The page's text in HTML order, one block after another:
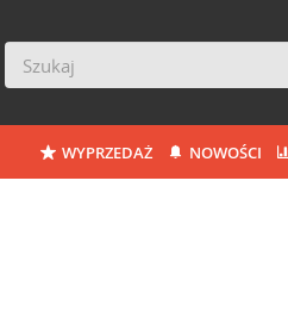
WYPRZEDAŻ NOWOŚCI